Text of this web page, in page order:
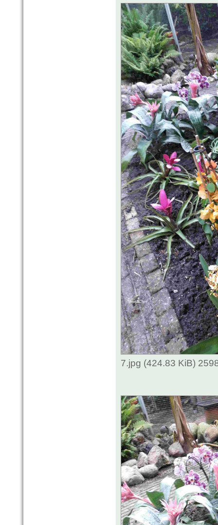
7.jpg (424.83 KiB)